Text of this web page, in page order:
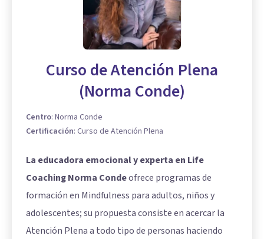
Curso de Atención Plena
(Norma Conde)
Centro: Norma Conde
Certificación: Curso de Atención Plena
La educadora emocional y experta en Life
Coaching Norma Condeofrece programas de
formación en Mindfulness para adultos, niños y
adolescentes; su propuesta consiste en acercar la
Atención Plena a todo tipo de personas haciendo